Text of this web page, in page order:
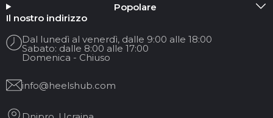
Popolare
Il nostro indirizzo
Dal lunedì al venerdì, dalle 9:00 alle 18:00
Sabato: dalle 8:00 alle 17:00
Domenica - Chiuso
info@heelshub.com